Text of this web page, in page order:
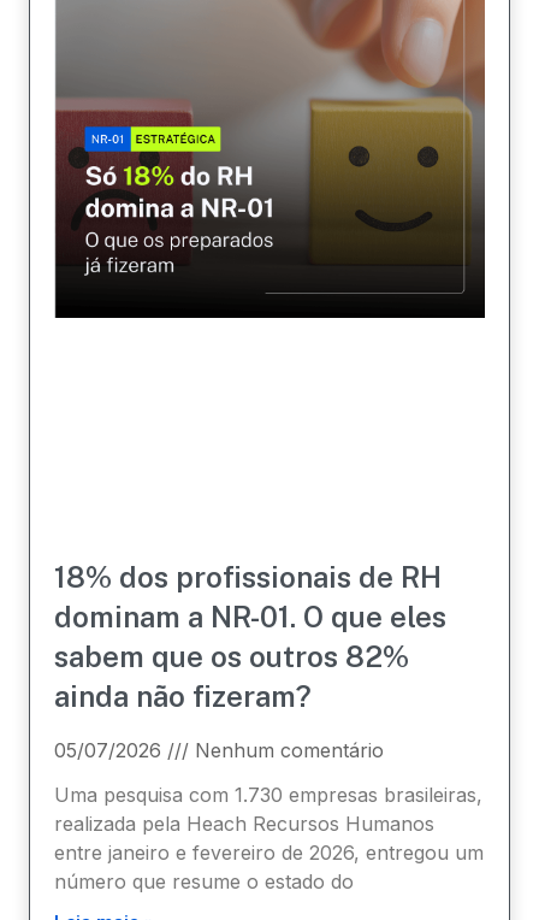
18% dos profissionais de RH
dominam a NR-01. O que eles
sabem que os outros 82%
ainda não fizeram?
05/07/2026
Nenhum comentário
Uma pesquisa com 1.730 empresas brasileiras,
realizada pela Heach Recursos Humanos
entre janeiro e fevereiro de 2026, entregou um
número que resume o estado do